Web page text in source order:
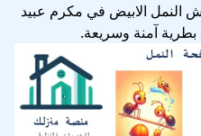
الابيض في مكرم عبيد
آمنة وسريعة.